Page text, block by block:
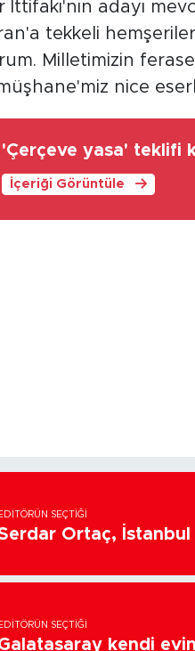
adayı
tekkeli
Milletimizin
nice
'Çerçeve yasa' teklifi
İçeriği Görüntüle
EDITÖRÜN SEÇTIĞI
Ortaç, İstanbul
EDITÖRÜN SEÇTIĞI
kendi